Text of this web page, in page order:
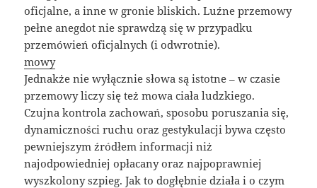
oficjalne, a inne w gronie bliskich. Luźne przemowy
pełne anegdot nie sprawdzą się w przypadku
przemówień oficjalnych (i odwrotnie).
mowy
Jednakże nie wyłącznie słowa są istotne – w czasie
przemowy liczy się też mowa ciała ludzkiego.
Czujna kontrola zachowań, sposobu poruszania się,
dynamiczności ruchu oraz gestykulacji bywa często
pewniejszym źródłem informacji niż
najodpowiedniej opłacany oraz najpoprawniej
wyszkolony szpieg. Jak to dogłębnie działa i o czym